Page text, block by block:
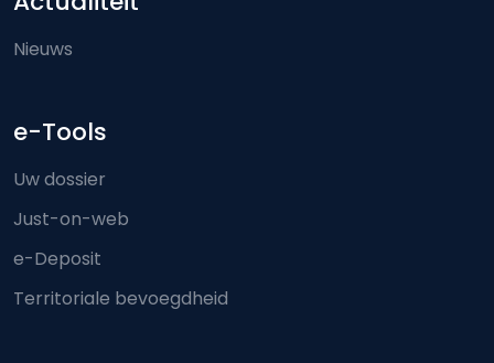
Nieuws
e-Tools
Uw dossier
Just-on-web
e-Deposit
Territoriale bevoegdheid